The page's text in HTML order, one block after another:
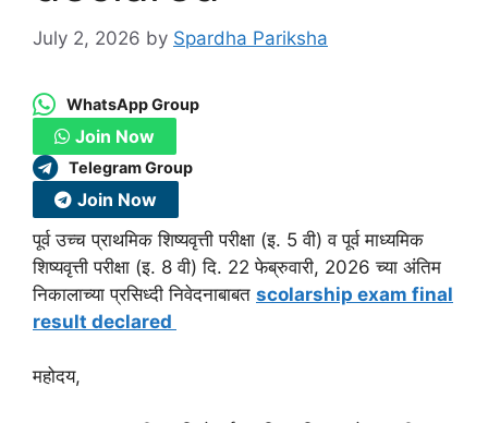
July 2, 2026 by Spardha Pariksha
WhatsApp Group
Join Now
Telegram Group
Join Now
पूर्व उच्च प्राथमिक शिष्यवृत्ती परीक्षा (इ. 5 वी) व पूर्व माध्यमिक
शिष्यवृत्ती परीक्षा (इ. 8 वी) दि. 22 फेब्रुवारी, 2026 च्या अंतिम
निकालाच्या प्रसिध्दी निवेदनाबाबत scolarship exam final
result declared
महोदय,